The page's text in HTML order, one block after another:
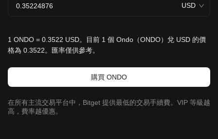
USD
1 ONDO = 0.3522 USD。目前 1 個 Ondo（ONDO）兌 USD 的價
格為 0.3522。匯率僅供參考。
購買 ONDO
在所有主流交易平台中，Bitget 提供最低的交易手續費。VIP 等級越
高，費率越優惠。